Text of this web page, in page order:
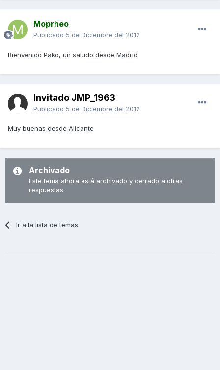
Moprheo
Publicado 5 de Diciembre del 2012
Bienvenido Pako, un saludo desde Madrid
Invitado JMP_1963
Publicado 5 de Diciembre del 2012
Muy buenas desde Alicante
Archivado
Este tema ahora está archivado y cerrado a otras
respuestas.
Ir a la lista de temas